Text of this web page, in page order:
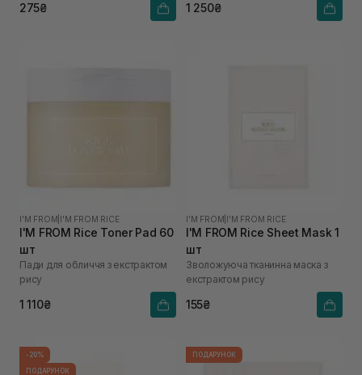
275₴ 1 250₴
I'M FROM I'M FROM RICE
I'M FROM Rice Toner Pad 60
шт
Пади для обличчя з екстрактом
рису
1 110₴
I'M FROM I'M FROM RICE
I'M FROM Rice Sheet Mask 1
шт
Зволожуюча тканинна маска з
екстрактом рису
155₴
-20%
ПОДАРУНОК
ПОДАРУНОК